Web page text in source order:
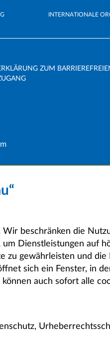
INTERNATIONALE
ZUM
beschränken die
Dienstleistungen auf
zu gewährleisten und die
sich ein Fenster, in
auch sofort alle